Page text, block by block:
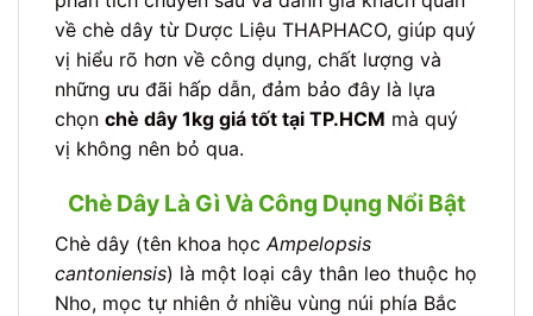
về chè dây từ Dược Liệu THAPHACO, giúp quý
vị hiểu rõ hơn về công dụng, chất lượng và
những ưu đãi hấp dẫn, đảm bảo đây là lựa
chọn chè dây 1kg giá tốt tại TP.HCM mà quý
vị không nên bỏ qua.
Chè Dây Là Gì Và Công Dụng Nổi Bật
Chè dây (tên khoa học Ampelopsis
cantoniensis) là một loại cây thân leo thuộc họ
Nho, mọc tự nhiên ở nhiều vùng núi phía Bắc